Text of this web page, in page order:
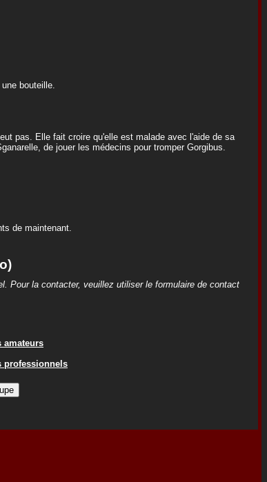
bouteille.
pas. Elle fait croire qu'elle est malade avec l'aide de sa
de jouer les médecins pour tromper Gorgibus.
de maintenant.
Pour la contacter, veuillez utiliser le formulaire de contact
amateurs
professionnels